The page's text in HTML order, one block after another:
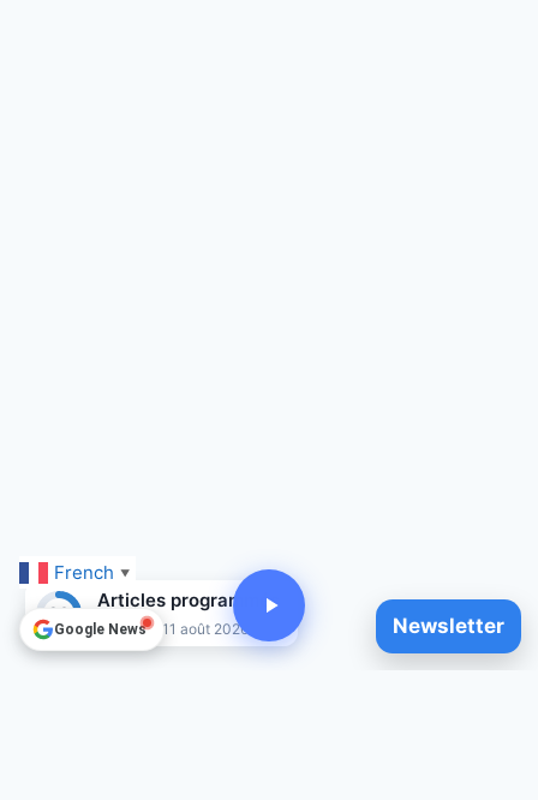
Newsletter
French ▼
29
Articles programmés
Jusqu'au 11 août 2026
Google News